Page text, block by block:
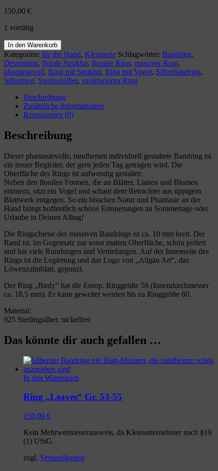
150,00 €
1 vorrätig
Ring
"Birdy"
Gr.
58-
60
In den Warenkorb
Kategorien: für die Hand, Kleinserie Schlagwörter: Bandring,
Designring, florale Struktur, floraler Ring, massiver Ring,
phantasievoll, Ring mit Struktur, Ring mit Vogel, Silberbandring,
Silberring, Sterlingsilber, strukturierter Ring
Beschreibung
Zusätzliche Informationen
Rezensionen (0)
Beschreibung
Dieser phantasievolle, rundherum individuell gestaltete Bandring ist
ein treuer Begleiter, der gern jeden Tag getragen wird. Die
Oberfläche des Rings ist aufwendig gestaltet:
Neben den floralen Formen, die an Blätter, Lianen und Blumen
erinnern, sitzt ein Vogel und schaut dem Betrachter aus üppigem
Blattwerk entgegen. So ein bisschen Natur und Phantasie an der
Hand bringt hoffentlich schöne Erinnerungen an Sommertage oder
Urlaube in Deinen Alltag!
Die Ringschiene des massiven Bandrings ist ca. 10 mm breit. Der
Rand ist, im Gegensatz zur sonst matten Oberfläche, schön poliert
und hat viele Rundungen und Vertiefungen. Auf der Innenseite des
Rings ist die Legierung und das Logo von „Allgäu Art“, das
Löwenzahnblatt, gepunzt.
Der Ring „Birdy“ hat die Europ. Ringgröße 58 (Innendurchmesser
ca. 18,5 mm). Er kann geweitet werden bis zu Ringgröße 60.
Material:
925 Sterlingsilber, nickelfrei
Das könnte dir auch gefallen …
In den Warenkorb
Ring „Leaves“ Gr. 53-55
150,00 €
Kein Mehrwertsteuerausweis, da Kleinunternehmer nach §19
(1) UStG.
zzgl. Versandkosten